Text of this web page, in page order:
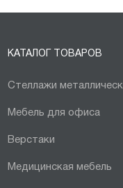
КАТАЛОГ ТОВАРОВ
Стеллажи
Мебель для офиса
Верстаки
Медицинская мебель